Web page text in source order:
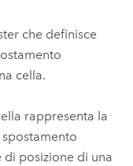
che definisce
cella.
rappresenta la
di posizione di una